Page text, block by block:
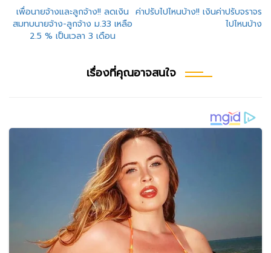
แนะแนว
เรื่อง
เพื่อนายจ้างและลูกจ้าง!! ลดเงิน
สมทบนายจ้าง-ลูกจ้าง ม.33 เหลือ
2.5 % เป็นเวลา 3 เดือน
ค่าปรับไปไหนบ้าง!! เงินค่าปรับจราจร
ไปไหนบ้าง
เรื่องที่คุณอาจสนใจ